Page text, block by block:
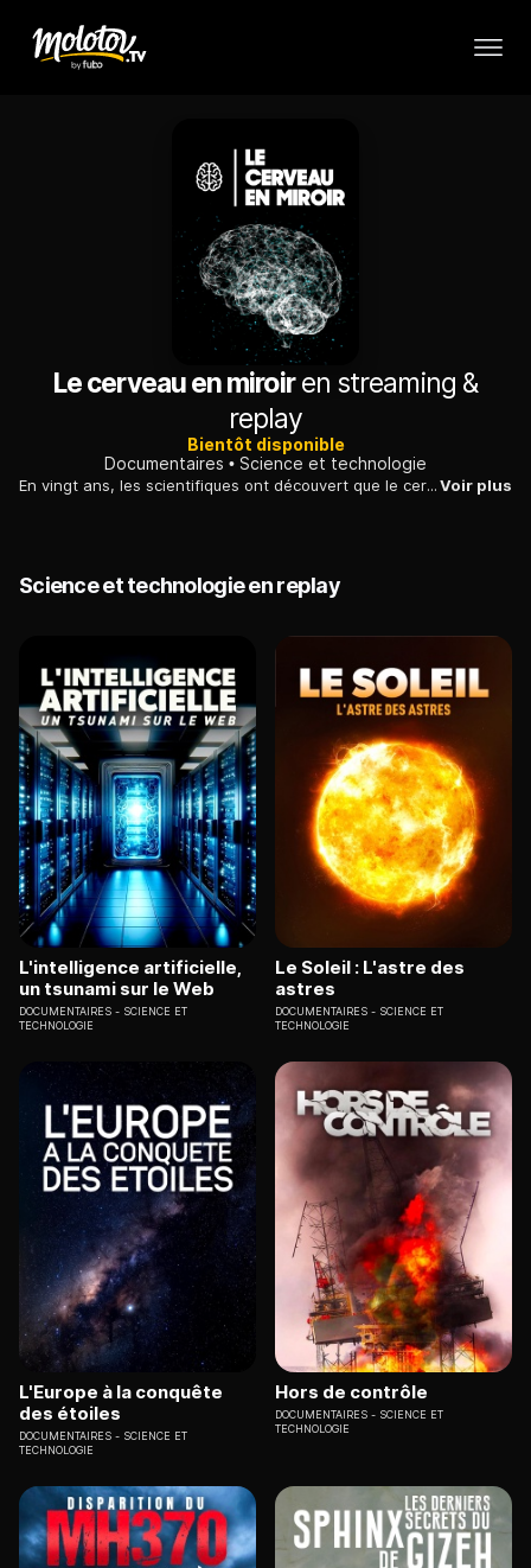
Le cerveau en miroiren streaming &
replay
Bientôt disponible
Documentaires
Science et technologie
En vingt ans, les scientifiques ont découvert que le cerveau était bien différent de ce qu'ils pensaient : ils continuent d'explorer ses capacités.Voir plus
Science et technologie en replay
L'intelligence artificielle,
un tsunami sur le Web
DOCUMENTAIRES
SCIENCE ET
TECHNOLOGIE
Le Soleil : L'astre des
astres
DOCUMENTAIRES
SCIENCE ET
TECHNOLOGIE
L'Europe à la conquête
des étoiles
DOCUMENTAIRES
SCIENCE ET
TECHNOLOGIE
Hors de contrôle
DOCUMENTAIRES
SCIENCE ET
TECHNOLOGIE